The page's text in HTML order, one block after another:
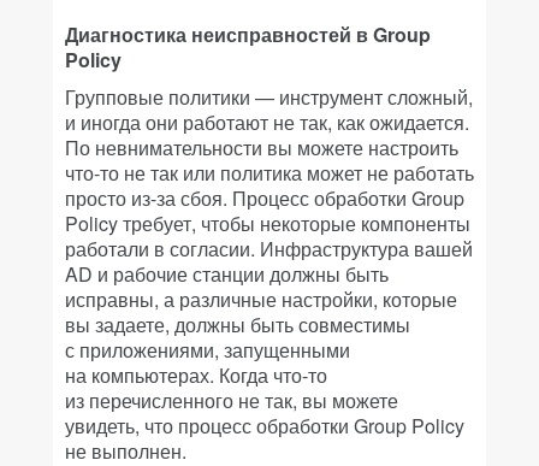
Диагностика неисправностей в Group
Policy
Групповые политики — инструмент сложный,
и иногда они работают не так, как ожидается.
По невнимательности вы можете настроить
что-то не так или политика может не работать
просто из-за сбоя. Процесс обработки Group
Policy требует, чтобы некоторые компоненты
работали в согласии. Инфраструктура вашей
AD и рабочие станции должны быть
исправны, а различные настройки, которые
вы задаете, должны быть совместимы
с приложениями, запущенными
на компьютерах. Когда что-то
из перечисленного не так, вы можете
увидеть, что процесс обработки Group Policy
не выполнен.